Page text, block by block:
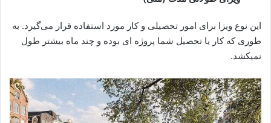
این نوع ویزا برای امور تحصیلی و کار مورد استفاده قرار می‌گیرد. به
طوری که کار یا تحصیل شما پروژه ای بوده و چند ماه بیشتر طول
نمیکشد.